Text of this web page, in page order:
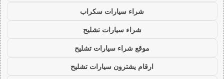
شراء سيارات سكراب
شراء سيارات تشليح
موقع شراء سيارات تشليح
ارقام يشترون سيارات تشليح